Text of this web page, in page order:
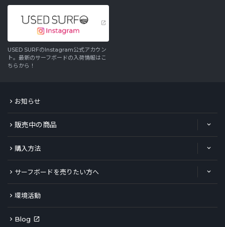
USED SURFのInstagram公式アカウン
ト。最新のサーフボードの入荷情報はこ
ちらから！
お知らせ
販売中の商品
購入方法
サーフボードを売りたい方へ
環境活動
Blog